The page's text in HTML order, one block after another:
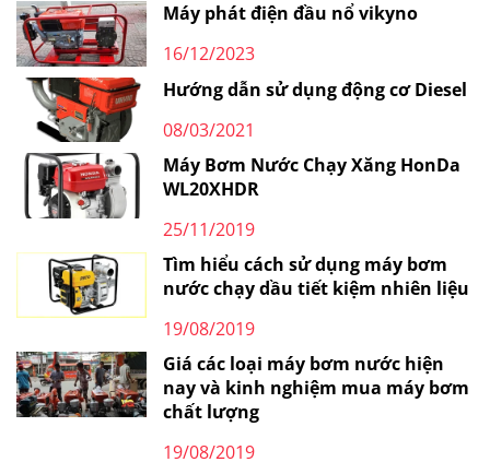
Máy phát điện đầu nổ vikyno
16/12/2023
Hướng dẫn sử dụng động cơ Diesel
08/03/2021
Máy Bơm Nước Chạy Xăng HonDa
WL20XHDR
25/11/2019
Tìm hiểu cách sử dụng máy bơm
nước chạy dầu tiết kiệm nhiên liệu
19/08/2019
Giá các loại máy bơm nước hiện
nay và kinh nghiệm mua máy bơm
chất lượng
19/08/2019